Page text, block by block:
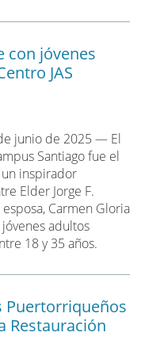
con jóvenes
JAS
junio de 2025 — El
Santiago fue el
inspirador
Elder Jorge F.
Carmen Gloria
adultos
18 y 35 años.
Puertorriqueños
Restauración